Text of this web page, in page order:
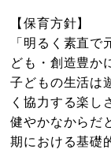
【保育方針】
「明るく素直
ども・創造豊か
子どもの生活は
く協力する楽し
健やかなからだ
期における基礎